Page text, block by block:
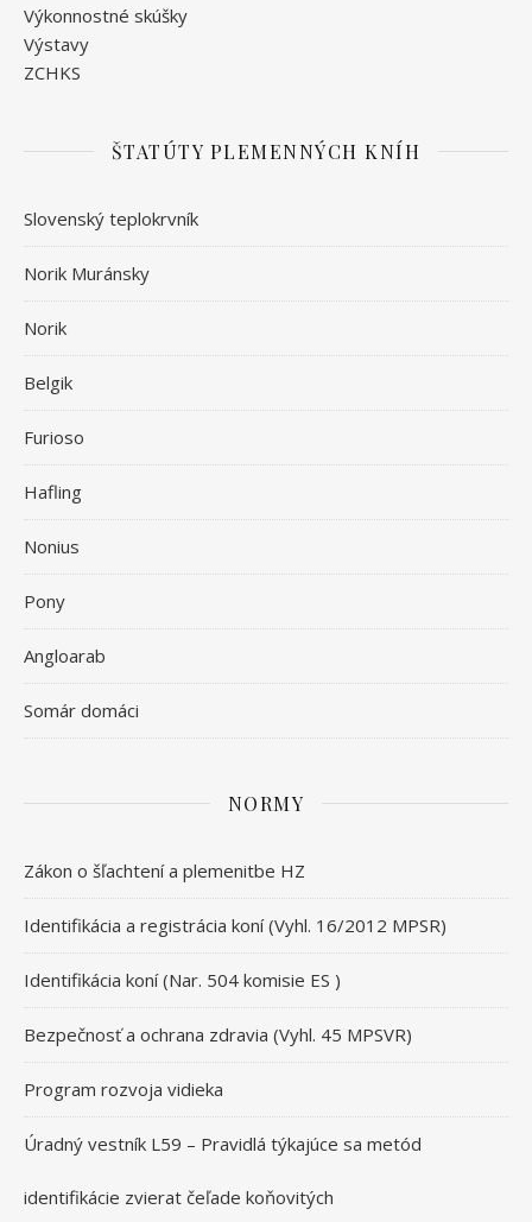
Výkonnostné skúšky
Výstavy
ZCHKS
ŠTATÚTY PLEMENNÝCH KNÍH
Slovenský teplokrvník
Norik Muránsky
Norik
Belgik
Furioso
Hafling
Nonius
Pony
Angloarab
Somár domáci
NORMY
Zákon o šľachtení a plemenitbe HZ
Identifikácia a registrácia koní (Vyhl. 16/2012 MPSR)
Identifikácia koní (Nar. 504 komisie ES )
Bezpečnosť a ochrana zdravia (Vyhl. 45 MPSVR)
Program rozvoja vidieka
Úradný vestník L59 – Pravidlá týkajúce sa metód
identifikácie zvierat čeľade koňovitých